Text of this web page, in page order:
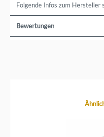
Folgende Infos zum Hersteller
Bewertungen
Produktgalerie überspringen